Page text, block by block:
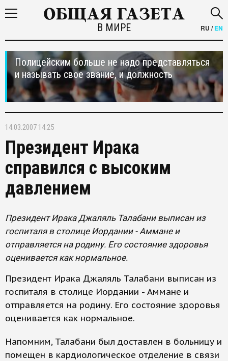
В МИРЕ RU /EN
Полицейским больше не надо представляться
и называть свое звание, и должность
14.03.2007 14:25
Президент Ирака
справился с высоким
давлением
Президент Ирака Джаляль Талабани выписан из
госпиталя в столице Иордании - Аммане и
отправляется на родину. Его состояние здоровья
оценивается как нормальное.
Президент Ирака Джаляль Талабани выписан из
госпиталя в столице Иордании - Аммане и
отправляется на родину. Его состояние здоровья
оценивается как нормальное.
Напомним, Талабани был доставлен в больницу и
помещен в кардиологическое отделение в связи